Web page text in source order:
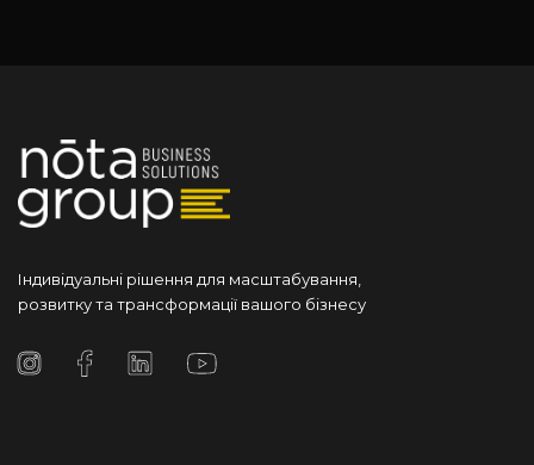
Індивідуальні рішення для масштабування,
розвитку та трансформації вашого бізнесу